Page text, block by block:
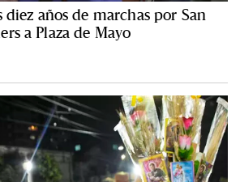
años de marchas por San
a Plaza de Mayo